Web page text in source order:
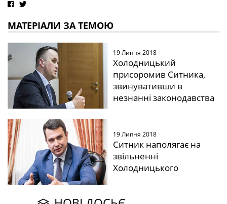
МАТЕРІАЛИ ЗА ТЕМОЮ
19 Липня 2018
Холодницький
присоромив Ситника,
звинувативши в
незнанні законодавства
19 Липня 2018
Ситник наполягає на
звільненні
Холодницького